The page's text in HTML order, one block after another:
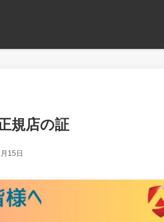
規店の証
15日